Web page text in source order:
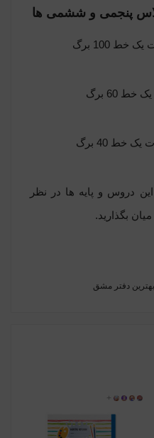
پنجمی و ششمی ها
خط 100 برگ
60 برگ
خط 40 برگ
دروس و پایه ها در نظر
بگذارید.
بهترین دفتر مشق
907604
907605
907602
907601
+